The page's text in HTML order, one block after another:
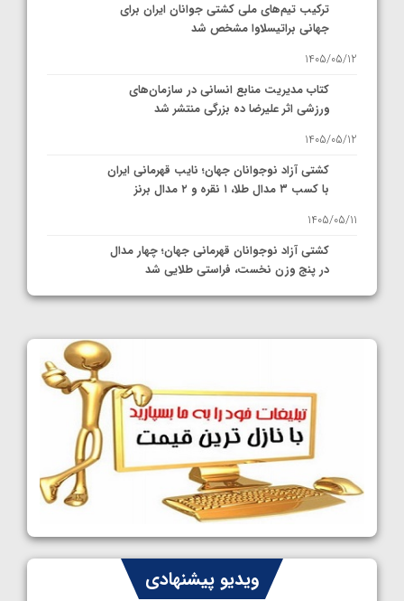
ترکیب تیم‌های ملی کشتی جوانان ایران برای
جهانی براتیسلاوا مشخص شد
1405/05/12
کتاب مدیریت منابع انسانی در سازمان‌های
ورزشی اثر علیرضا ده بزرگی منتشر شد
1405/05/12
کشتی آزاد نوجوانان جهان؛ نایب قهرمانی ایران
با کسب ۳ مدال طلا، ۱ نقره و ۲ مدال برنز
1405/05/11
کشتی آزاد نوجوانان قهرمانی جهان؛ چهار مدال
در پنج وزن نخست، فراستی طلایی شد
1405/05/11
کشتی آزاد نوجوانان جهان؛ رقبای نمایندگان
ایران مشخص شدند
1405/05/08
کشتی فرنگی نوجوانان جهان؛ سکوی تیمی
سوم برای ایران
1405/05/07
ایران چشم به راه چهار مدال در پنج وزن دوم
کشتی فرنگی نوجوانان جهانویدیو پیشنهادی